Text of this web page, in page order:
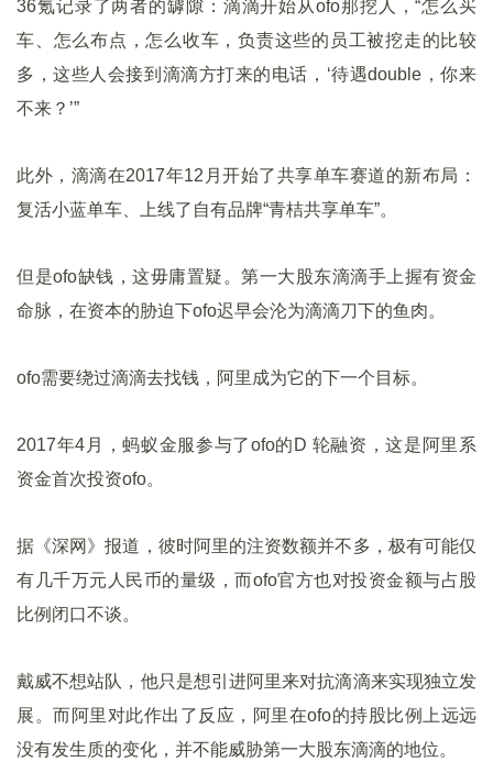
36氪记录了两者的罅隙：滴滴开始从ofo那挖人，“怎么买
车、怎么布点，怎么收车，负责这些的员工被挖走的比较
多，这些人会接到滴滴方打来的电话，‘待遇double，你来
不来？’”
此外，滴滴在2017年12月开始了共享单车赛道的新布局：
复活小蓝单车、上线了自有品牌“青桔共享单车”。
但是ofo缺钱，这毋庸置疑。第一大股东滴滴手上握有资金
命脉，在资本的胁迫下ofo迟早会沦为滴滴刀下的鱼肉。
ofo需要绕过滴滴去找钱，阿里成为它的下一个目标。
2017年4月，蚂蚁金服参与了ofo的D 轮融资，这是阿里系
资金首次投资ofo。
据《深网》报道，彼时阿里的注资数额并不多，极有可能仅
有几千万元人民币的量级，而ofo官方也对投资金额与占股
比例闭口不谈。
戴威不想站队，他只是想引进阿里来对抗滴滴来实现独立发
展。而阿里对此作出了反应，阿里在ofo的持股比例上远远
没有发生质的变化，并不能威胁第一大股东滴滴的地位。